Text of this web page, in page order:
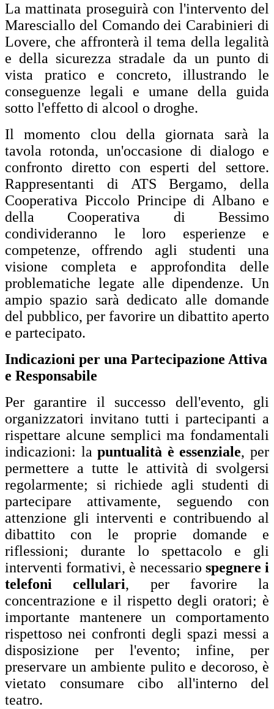
La mattinata proseguirà con l'intervento del
Maresciallo del Comando dei Carabinieri di
Lovere, che affronterà il tema della legalità
e della sicurezza stradale da un punto di
vista pratico e concreto, illustrando le
conseguenze legali e umane della guida
sotto l'effetto di alcool o droghe.
Il momento clou della giornata sarà la
tavola rotonda, un'occasione di dialogo e
confronto diretto con esperti del settore.
Rappresentanti di ATS Bergamo, della
Cooperativa Piccolo Principe di Albano e
della Cooperativa di Bessimo
condivideranno le loro esperienze e
competenze, offrendo agli studenti una
visione completa e approfondita delle
problematiche legate alle dipendenze. Un
ampio spazio sarà dedicato alle domande
del pubblico, per favorire un dibattito aperto
e partecipato.
Indicazioni per una Partecipazione Attiva
e Responsabile
Per garantire il successo dell'evento, gli
organizzatori invitano tutti i partecipanti a
rispettare alcune semplici ma fondamentali
indicazioni: la puntualità è essenziale, per
permettere a tutte le attività di svolgersi
regolarmente; si richiede agli studenti di
partecipare attivamente, seguendo con
attenzione gli interventi e contribuendo al
dibattito con le proprie domande e
riflessioni; durante lo spettacolo e gli
interventi formativi, è necessario spegnere i
telefoni cellulari, per favorire la
concentrazione e il rispetto degli oratori; è
importante mantenere un comportamento
rispettoso nei confronti degli spazi messi a
disposizione per l'evento; infine, per
preservare un ambiente pulito e decoroso, è
vietato consumare cibo all'interno del
teatro.